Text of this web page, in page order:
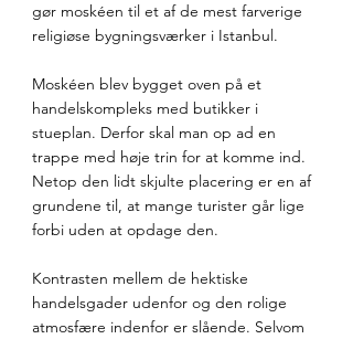
gør moskéen til et af de mest farverige
religiøse bygningsværker i Istanbul.
Moskéen blev bygget oven på et
handelskompleks med butikker i
stueplan. Derfor skal man op ad en
trappe med høje trin for at komme ind.
Netop den lidt skjulte placering er en af
grundene til, at mange turister går lige
forbi uden at opdage den.
Kontrasten mellem de hektiske
handelsgader udenfor og den rolige
atmosfære indenfor er slående. Selvom